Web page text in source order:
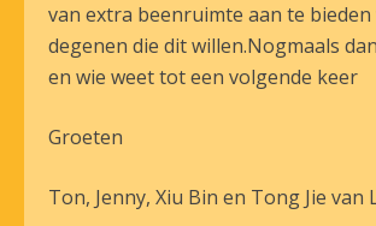
van extra beenruimte aan te
degenen die dit willen.Nogmaals
en wie weet tot een volgende keer
Groeten
Ton, Jenny, Xiu Bin en Tong Jie van